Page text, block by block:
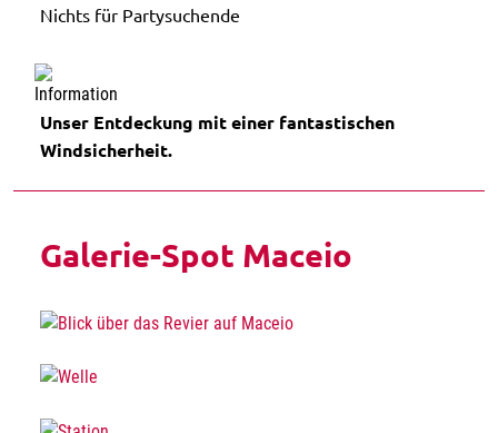
Nichts für Partysuchende
Unser Entdeckung mit einer fantastischen
Windsicherheit.
Galerie-Spot Maceio